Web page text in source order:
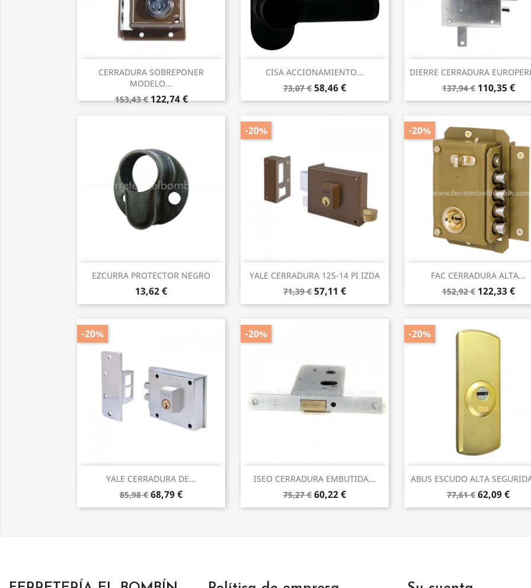
CERRADURA SOBREPONER
MODELO...
153,43 € 122,74 €
Vista rápida
CISA ACCIONAMIENTO...
73,07 € 58,46 €
Vista rápida
DIERRE CERRADURA
137,94 € 110,35 €
Vista rápida
EZCURRA PROTECTOR NEGRO
13,62 €
 Vista rápida
YALE CERRADURA 125-14 PI IZDA
71,39 € 57,11 €
-20%
Vista rápida
FAC CERRADURA ALTA...
152,92 € 122,33 €
-20%
Vista rápida
YALE CERRADURA DE...
85,98 € 68,79 €
-20%
Vista rápida
ISEO CERRADURA EMBUTIDA...
75,27 € 60,22 €
-20%
Vista rápida
ABUS ESCUDO ALTA
77,61 € 62,09 €
-20%
Vista rápida